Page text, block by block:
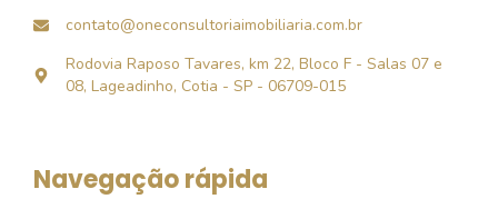
contato@oneconsultoriaimobiliaria.com.br
Rodovia Raposo Tavares, km 22, Bloco F - Salas 07 e
08, Lageadinho, Cotia - SP - 06709-015
Navegação rápida